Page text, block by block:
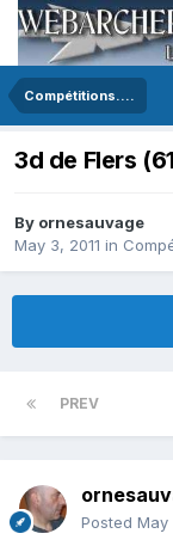
Compétitions....
3d de Flers
By ornesauvage
May 3, 2011 in
PREV
Posted May